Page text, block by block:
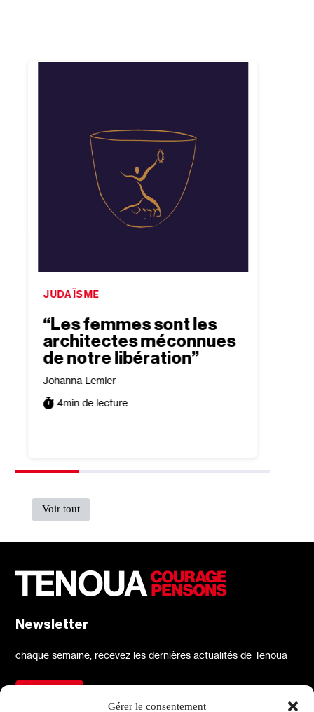
Gérer le consentement
JUDAÏSME
“Les femmes sont les
architectes méconnues
de notre libération”
Johanna Lemler
4min de lecture
Voir tout
Newsletter
chaque semaine, recevez les dernières actualités de Tenoua